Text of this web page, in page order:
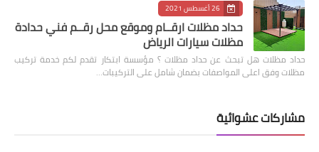
26 أغسطس 2021
حداد مظلات ارقــام وموقع محل رقــم فني حدادة
مظلات سيارات الرياض
حداد مظلات هل تبحث عن حداد مظلات ؟ مؤسسة ابتكار تقدم لكم خدمة تركيب
مظلات وفق اعلى المواصفات بضمان شامل على التركيبات…
مشاركات عشوائية